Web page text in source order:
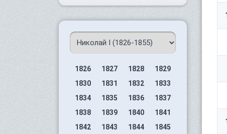
1826 1827 1828
1829
1830
1831 1832
1833
1834
1835 1836
1837
1838
1839 1840
1841
1842
1843 1844
1845